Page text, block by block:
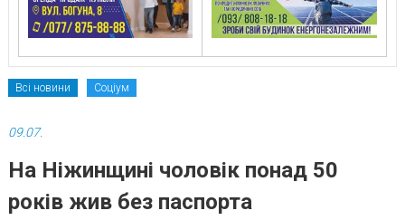
Всі новини Соціум
09.07.
На Ніжинщині чоловік понад 50
років жив без паспорта